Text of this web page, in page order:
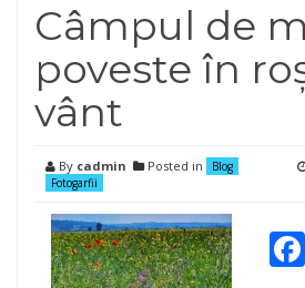
Câmpul de
poveste în
vânt
By cadmin Posted in
Blog
Fotogarfii